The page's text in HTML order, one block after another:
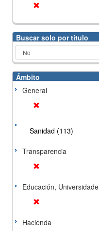
Buscar solo por título
Ámbito
General
Sanidad (113)
Transparencia
Educación,
Hacienda